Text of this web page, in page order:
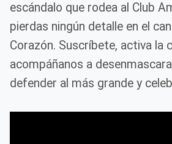
escándalo que rodea al Club
pierdas ningún detalle en el
Corazón. Suscríbete, activa la
acompáñanos a
defender al más grande y